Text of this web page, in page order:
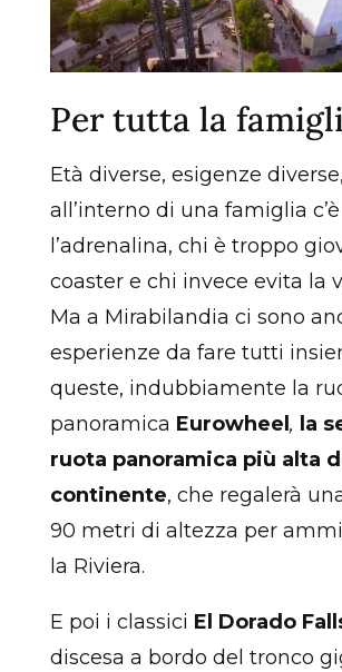
Per tutta la
Età diverse, esigenze diverse,
all’interno di una famiglia
l’adrenalina, chi è troppo
coaster e chi invece evita la
Ma a Mirabilandia ci sono
esperienze da fare tutti
queste, indubbiamente la
panoramica Eurowheel , la
ruota panoramica più alta
continente, che regalerà
90 metri di altezza per
la Riviera.
E poi i classici El Dorado
discesa a bordo del tronco